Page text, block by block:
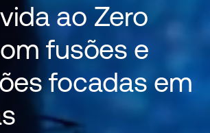
ao Zero
fusões e
focadas em